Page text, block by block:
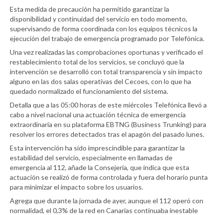
Esta medida de precaución ha permitido garantizar la
disponibilidad y continuidad del servicio en todo momento,
supervisando de forma coordinada con los equipos técnicos la
ejecución del trabajo de emergencia programado por Telefónica.
Una vez realizadas las comprobaciones oportunas y verificado el
restablecimiento total de los servicios, se concluyó que la
intervención se desarrolló con total transparencia y sin impacto
alguno en las dos salas operativas del Cecoes, con lo que ha
quedado normalizado el funcionamiento del sistema.
Detalla que a las 05:00 horas de este miércoles Telefónica llevó a
cabo a nivel nacional una actuación técnica de emergencia
extraordinaria en su plataforma EBTNG (Business Trunking) para
resolver los errores detectados tras el apagón del pasado lunes.
Esta intervención ha sido imprescindible para garantizar la
estabilidad del servicio, especialmente en llamadas de
emergencia al 112, añade la Consejería, que indica que esta
actuación se realizó de forma controlada y fuera del horario punta
para minimizar el impacto sobre los usuarios.
Agrega que durante la jornada de ayer, aunque el 112 operó con
normalidad, el 0,3% de la red en Canarias continuaba inestable